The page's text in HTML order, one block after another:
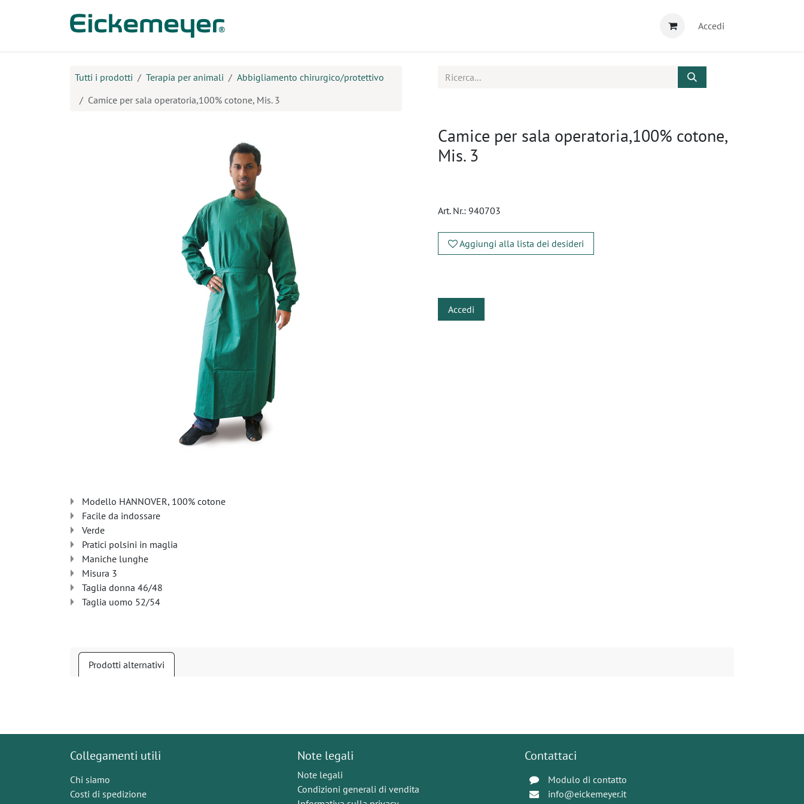
Accedi
Tutti i prodotti Terapia per animali
Abbigliamento chirurgico/protettivo
Camice per sala operatoria,100% cotone, Mis. 3
Camice per sala operatoria,100% cotone,
Mis. 3
Art. Nr.: 940703
Aggiungi alla lista dei desideri
Accedi
Modello HANNOVER, 100% cotone
Facile da indossare
Verde
Pratici polsini in maglia
Maniche lunghe
Misura 3
Taglia donna 46/48
Taglia uomo 52/54
Prodotti alternativi
Collegamenti utili
Chi siamo
Costi di spedizione
Note legali
Note legali
Condizioni generali di vendita
Contattaci
Modulo di contatto
info@eickemeyer.it